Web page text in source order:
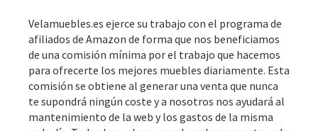
Velamuebles.es ejerce su trabajo con el programa de
afiliados de Amazon de forma que nos beneficiamos
de una comisión mínima por el trabajo que hacemos
para ofrecerte los mejores muebles diariamente. Esta
comisión se obtiene al generar una venta que nunca
te supondrá ningún coste y a nosotros nos ayudará al
mantenimiento de la web y los gastos de la misma